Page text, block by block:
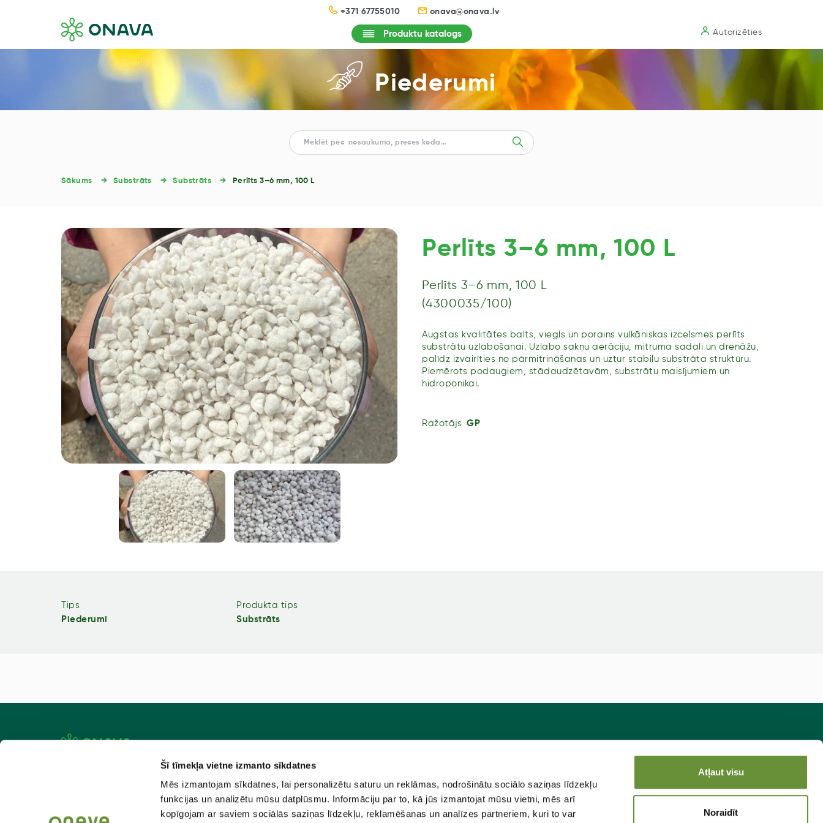
Šī tīmekļa vietne izmanto sīkdatnes
Mēs izmantojam sīkdatnes, lai personalizētu saturu un reklāmas, nodrošinātu sociālo saziņas līdzekļu
funkcijas un analizētu mūsu datplūsmu. Informāciju par to, kā jūs izmantojat mūsu vietni, mēs arī
kopīgojam ar saviem sociālās saziņas līdzekļu, reklamēšanas un analīzes partneriem, kuri to var
Atļaut visu
Noraidīt
+371 67755010 onava@onava.lv
Produktu katalogs Autorizēties
Piederumi
Sākums Substrāts Substrāts Perlīts 3–6 mm, 100 L
Perlīts 3–6 mm, 100 L
Perlīts 3–6 mm, 100 L
(4300035/100)
Augstas kvalitātes balts, viegls un porains vulkāniskas izcelsmes perlīts
substrātu uzlabošanai. Uzlabo sakņu aerāciju, mitruma sadali un drenāžu,
palīdz izvairīties no pārmitrināšanas un uztur stabilu substrāta struktūru.
Piemērots podaugiem, stādaudzētavām, substrātu maisījumiem un
hidroponikai.
Ražotājs GP
Tips
Piederumi
Produkta tips
Substrāts
Kontakti
Kad pasūtīt?
Piegāde
Sēklas
Sīpolpuķes
Pieteikties